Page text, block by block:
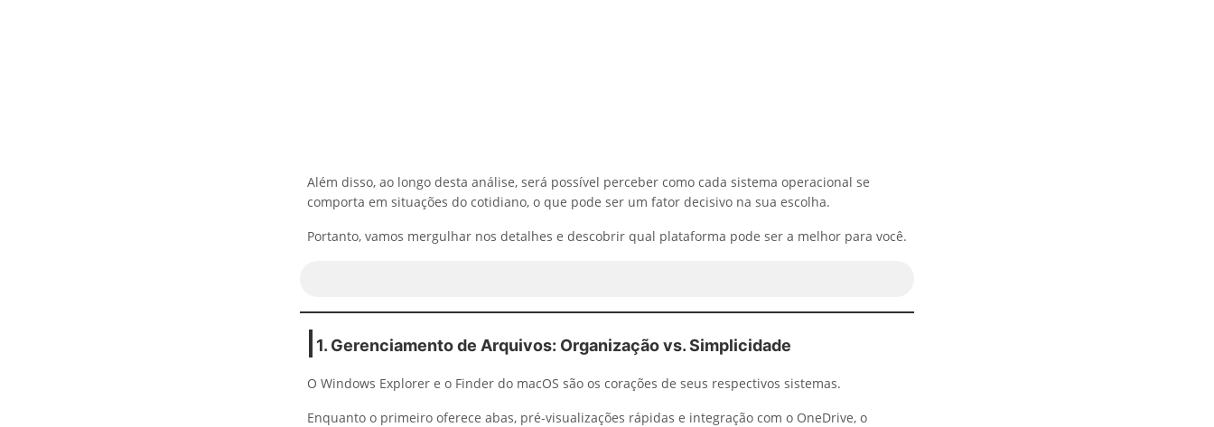
Além disso, ao longo desta análise, será possível perceber como cada sistema operacional se
comporta em situações do cotidiano, o que pode ser um fator decisivo na sua escolha.
Portanto, vamos mergulhar nos detalhes e descobrir qual plataforma pode ser a melhor para você.
1. Gerenciamento de Arquivos: Organização vs. Simplicidade
O Windows Explorer e o Finder do macOS são os corações de seus respectivos sistemas.
Enquanto o primeiro oferece abas, pré-visualizações rápidas e integração com o OneDrive, o